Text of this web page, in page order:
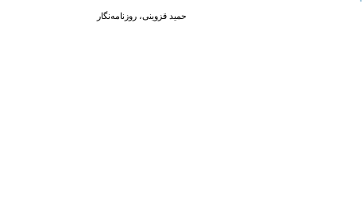
حمید قزوینی، روزنامه‌نگار